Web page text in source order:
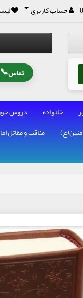
حساب کاربری
تماس📞
خانواده دروس
مناقب و مقاتل